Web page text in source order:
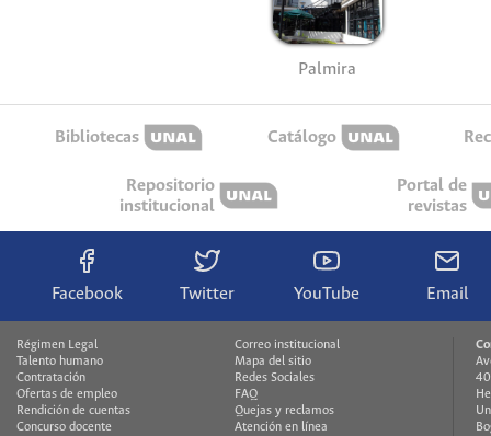
Palmira
Bibliotecas Catálogo
Repositorio
institucional
Portal de
revistas
Facebook Twitter YouTube Email
Régimen Legal
Talento humano
Contratación
Ofertas de empleo
Rendición de cuentas
Concurso docente
Correo institucional
Mapa del sitio
Redes Sociales
FAQ
Quejas y reclamos
Atención en línea